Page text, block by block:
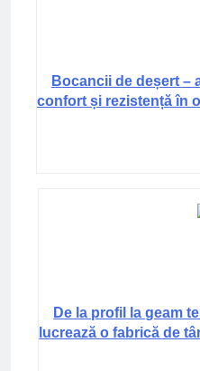
Bocancii de deșert –
confort și rezistență în
De la profil la geam
lucrează o fabrică de